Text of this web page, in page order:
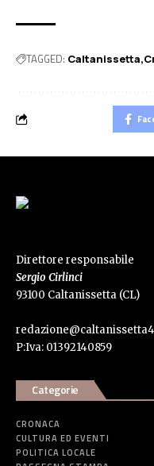
TAGGED: Caltanissetta
Direttore responsabile
Sergio Cirlinci
93100 Caltanissetta (CL)
P:Iva: 01392140859
Categorie
CRONACA
CULTURA ED EVENTI
POLITICA LOCALE